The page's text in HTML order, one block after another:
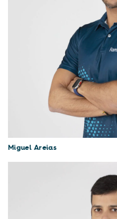
Miguel Areias